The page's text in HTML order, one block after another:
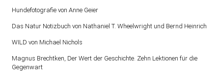
Hundefotografie von Anne Geier
Das Natur Notizbuch von Nathaniel T. Wheelwright und Bernd Heinrich
WILD von Michael Nichols
Magnus Brechtken, Der Wert der Geschichte. Zehn Lektionen für die
Gegenwart